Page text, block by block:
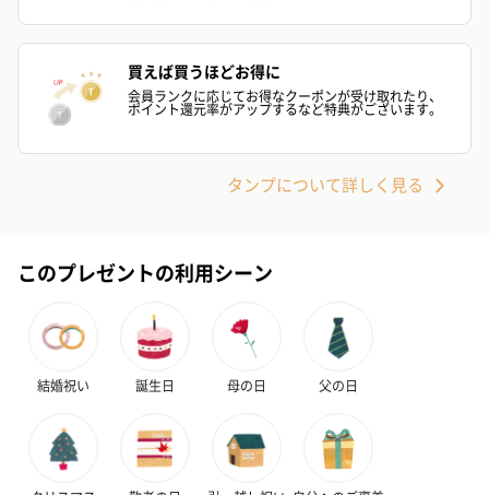
プリザーブドフラワー
ブーケ（ピンク）
プリザーブドフラワー
アミュレット
ク）（1,500
ぬいぐるみ
愛らしいぬいぐるみを同梱してお届けします。
誕生日・記念日・出産祝いなどのシーンにおすすめです。
買えば買うほどお得に
会員ランクに応じてお得なクーポンが受け取れたり、
ポイント還元率がアップするなど特典がございます。
タンプについて詳しく見る
このプレゼントの利用シーン
結婚祝い 誕生日 母の日 父の日